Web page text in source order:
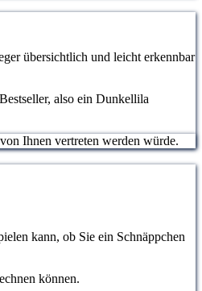
übersichtlich und leicht erkennbar
also ein Dunkellila
Ihnen vertreten werden würde.
kann, ob Sie ein Schnäppchen
können.